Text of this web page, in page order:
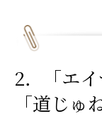
2．「エ
「道じゅ